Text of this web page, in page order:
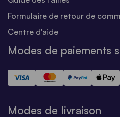
Formulaire de retour de
Centre d'aide
Modes de paiements
Modes de livraison